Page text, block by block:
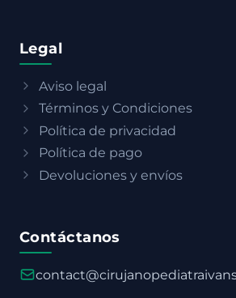
Legal
Aviso legal
Términos y Condiciones
Política de privacidad
Política de pago
Devoluciones y envíos
Contáctanos